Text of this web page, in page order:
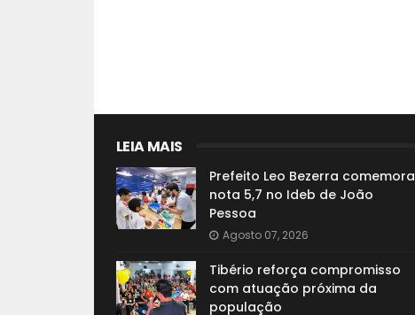
LEIA MAIS
Prefeito Leo Bezerra comemora
nota 5,7 no Ideb de João
Pessoa
Agosto 07, 2026
Tibério reforça compromisso
com atuação próxima da
população